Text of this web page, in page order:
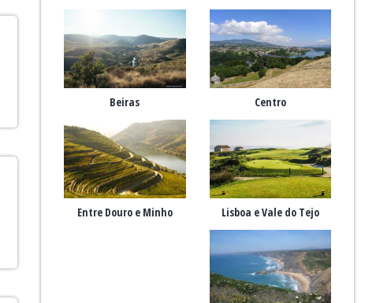
Beiras Centro
Entre Douro e Minho Lisboa e Vale do Tejo